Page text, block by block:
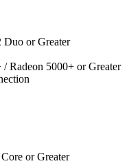
Duo or Greater
/ Radeon 5000+ or Greater
or Greater